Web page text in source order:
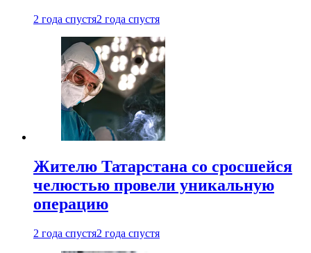
2 года спустя2 года спустя
Жителю Татарстана со сросшейся
челюстью провели уникальную
операцию
2 года спустя2 года спустя